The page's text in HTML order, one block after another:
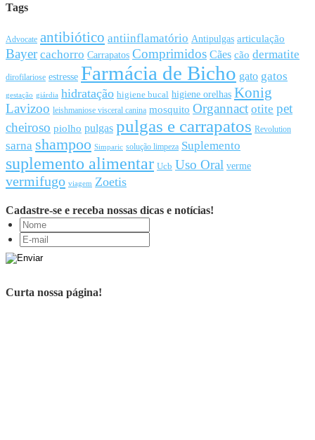
Tags
Advocate antibiótico antiinflamatório Antipulgas articulação
Bayer cachorro Carrapatos Comprimidos Cães cão dermatite
dirofilariose estresse Farmácia de Bicho gato gatos
gestação giárdia hidratação higiene bucal higiene orelhas Konig
Lavizoo leishmaniose visceral canina mosquito Organnact otite pet
cheiroso piolho pulgas pulgas e carrapatos Revolution
sarna shampoo Simparic solução limpeza Suplemento
suplemento alimentar Ucb Uso Oral verme
vermifugo viagem Zoetis
Cadastre-se e receba nossas dicas e notícias!
Curta nossa página!